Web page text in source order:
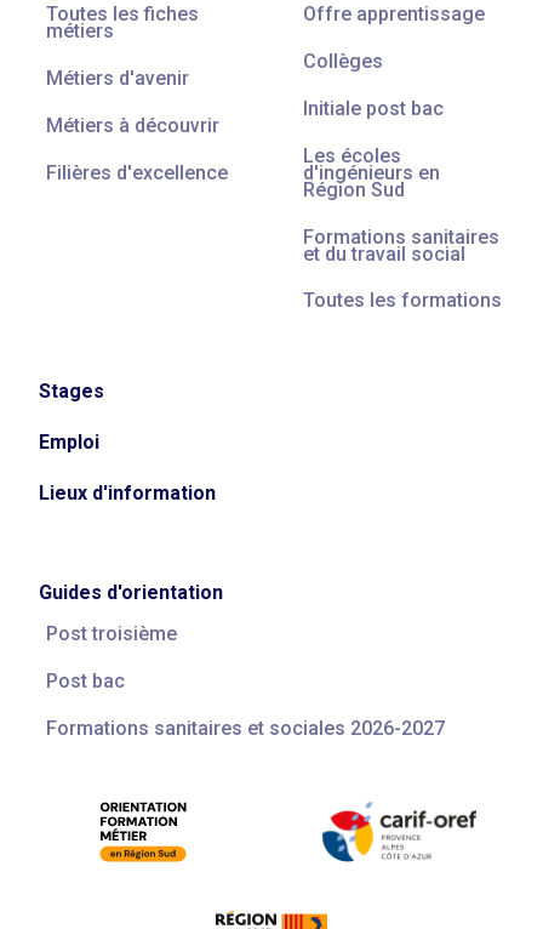
Toutes les fiches
métiers
Métiers d'avenir
Métiers à découvrir
Filières d'excellence
Offre apprentissage
Collèges
Initiale post bac
Les écoles
d'ingénieurs en
Région Sud
Formations sanitaires
et du travail social
Toutes les formations
Stages
Emploi
Lieux d'information
Guides d'orientation
Post troisième
Post bac
Formations sanitaires et sociales 2026-2027